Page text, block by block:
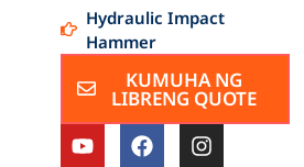
Hydraulic Impact
Hammer
KUMUHA NG
LIBRENG QUOTE
Y
o
F
a
I
n